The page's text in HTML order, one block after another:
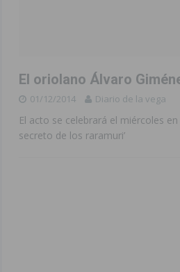
el desdoblamiento de la CV-95, clave
para dar comienzo a sus Fiestas 2026
gala para la coronación de la Corte 2026
éxito las Fiestas de las Urbanizaciones de
en la cocina de una vivienda de un
a sus fiestas con una noche de emoción,
El oriolano Álvaro
01/12/2014 Diario de la vega
El acto se celebrará el miércoles
secreto de los raramuri’